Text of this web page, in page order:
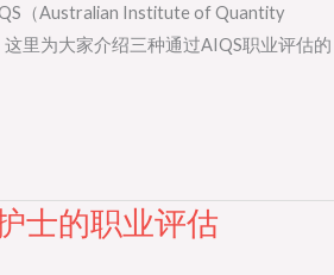
（Australian Institute of Quantity
里为大家介绍三种通过AIQS职业评估的
士的职业评估